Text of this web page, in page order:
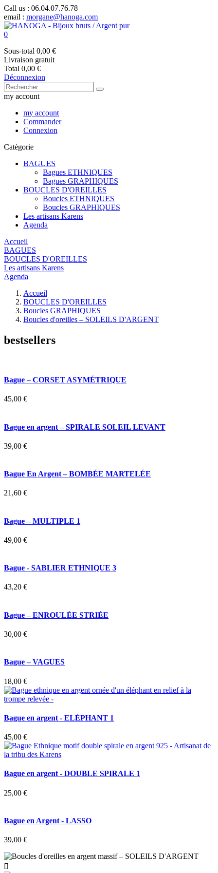
Call us : 06.04.07.76.78
email : morgane@hanoga.com
0
Sous-total 0,00 €
Livraison gratuit
Total 0,00 €
Déconnexion
my account
my account
Commander
Connexion
Catégorie
BAGUES
Bagues ETHNIQUES
Bagues GRAPHIQUES
BOUCLES D'OREILLES
Boucles ETHNIQUES
Boucles GRAPHIQUES
Les artisans Karens
Agenda
Accueil
BAGUES
BOUCLES D'OREILLES
Les artisans Karens
Agenda
Accueil
BOUCLES D'OREILLES
Boucles GRAPHIQUES
Boucles d'oreilles – SOLEILS D'ARGENT
bestsellers
Bague – CORSET ASYMÉTRIQUE
45,00 €
Bague en argent – SPIRALE SOLEIL LEVANT
39,00 €
Bague En Argent – BOMBÉE MARTELÉE
21,60 €
Bague – MULTIPLE 1
49,00 €
Bague - SABLIER ETHNIQUE 3
43,20 €
Bague – ENROULÉE STRIÉE
30,00 €
Bague – VAGUES
18,00 €
Bague en argent - ELÉPHANT 1
45,00 €
Bague en argent - DOUBLE SPIRALE 1
25,00 €
Bague en Argent - LASSO
39,00 €
